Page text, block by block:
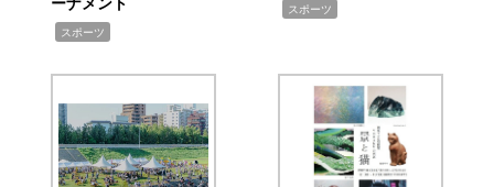
スポーツ
スポーツ